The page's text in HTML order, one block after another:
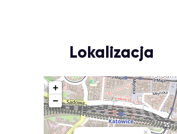
Lokalizacja
×
+
−